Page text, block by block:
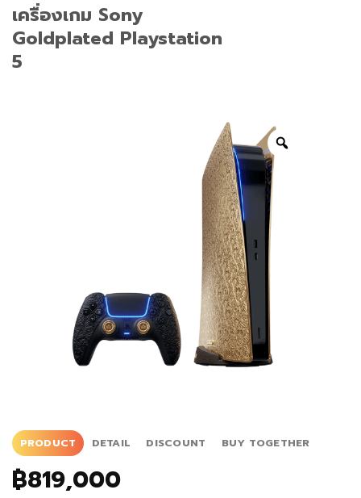
เครื่องเกม Sony
Goldplated Playstation
5
PRODUCT DETAIL DISCOUNT BUY TOGETHER
฿819,000